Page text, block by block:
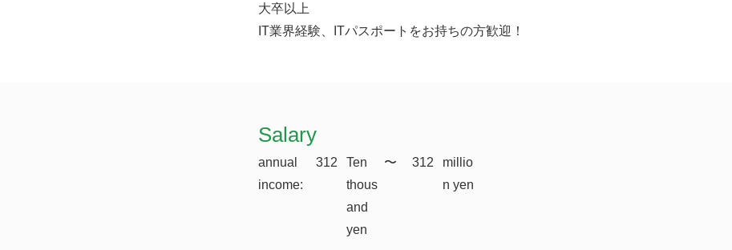
大卒以上
IT業界経験、ITパスポートをお持ちの方歓迎！
​Salary
annual
income:
312
Ten
thous
and
yen
​〜 312
millio
n yen